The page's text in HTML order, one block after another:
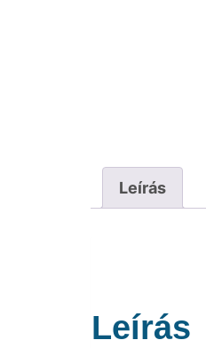
Leírás
Leírás